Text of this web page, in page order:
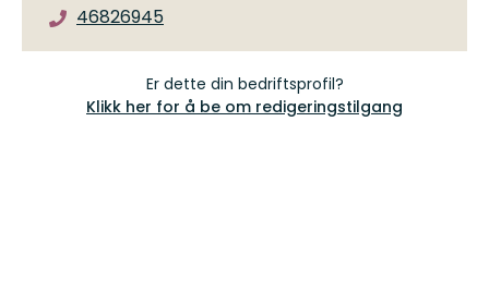
46826945
Er dette din bedriftsprofil?
Klikk her for å be om redigeringstilgang